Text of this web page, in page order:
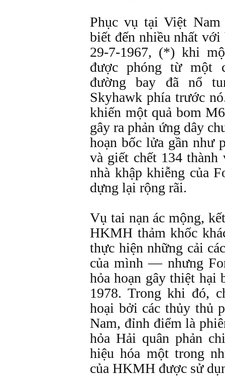
Phục vụ tại Việt Nam
biết đến nhiều nhất
29-7-1967, (*) khi
được phóng từ một
đường bay đã nổ
Skyhawk phía trước
khiến một quả bom
gây ra phản ứng dây
hoạn bốc lửa gần như
và giết chết 134
nhà khập khiễng của
dựng lại rộng rãi.
Vụ tai nạn ác mộng,
HKMH thảm khốc
thực hiện những cải
của mình — nhưng
hỏa hoạn gây thiệt hại
1978. Trong khi đó,
hoại bởi các thủy thủ
Nam, đỉnh điểm là
hỏa Hải quân phản
hiệu hóa một trong
của HKMH được sử